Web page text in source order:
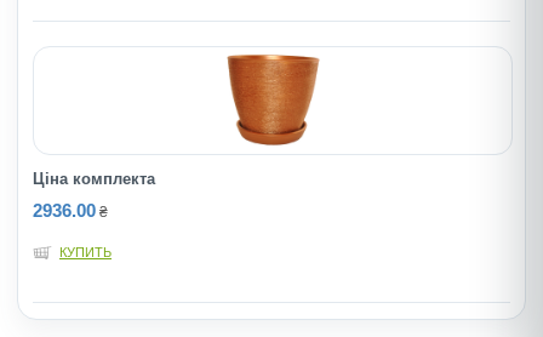
Ціна комплекта
2936.00 ₴
КУПИТЬ